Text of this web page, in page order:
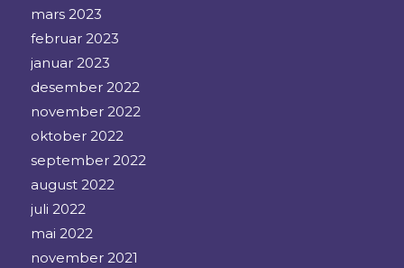
mars 2023
februar 2023
januar 2023
desember 2022
november 2022
oktober 2022
september 2022
august 2022
juli 2022
mai 2022
november 2021